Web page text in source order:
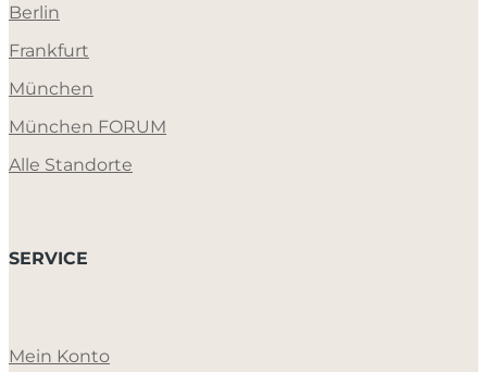
Berlin
Frankfurt
München
München FORUM
Alle Standorte
SERVICE
Mein Konto